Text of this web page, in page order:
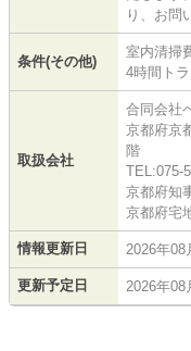
り、お問
条件(その他)
室内清掃
4時間ト
取扱会社
合同会社
京都府京
階
TEL:075-
京都府知
京都府宅
情報更新日 2026年08
更新予定日 2026年08